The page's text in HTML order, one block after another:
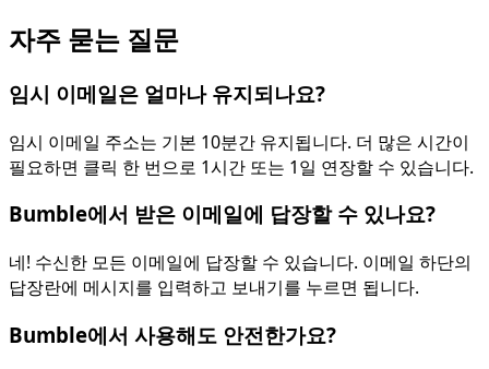
자주 묻는 질문
임시 이메일은 얼마나 유지되나요?
임시 이메일 주소는 기본 10분간 유지됩니다. 더 많은 시간이
필요하면 클릭 한 번으로 1시간 또는 1일 연장할 수 있습니다.
Bumble에서 받은 이메일에 답장할 수 있나요?
네! 수신한 모든 이메일에 답장할 수 있습니다. 이메일 하단의
답장란에 메시지를 입력하고 보내기를 누르면 됩니다.
Bumble에서 사용해도 안전한가요?